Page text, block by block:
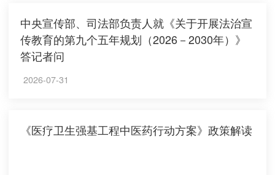
中央宣传部、司法部负责人就《关于开展法治宣
传教育的第九个五年规划（2026－2030年）》
答记者问
2026-07-31
《医疗卫生强基工程中医药行动方案》政策解读